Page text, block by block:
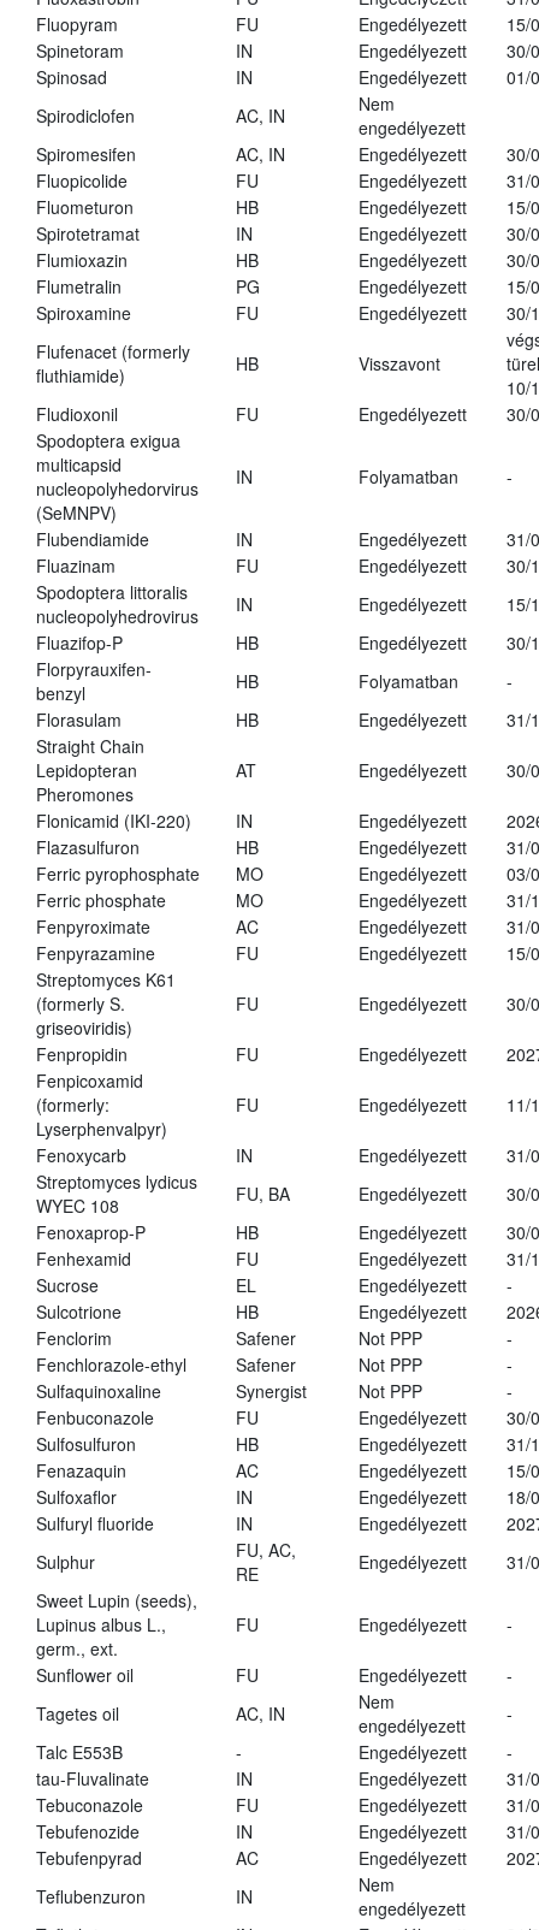
Fluopyram
FU Engedélyezett
15/
Spinetoram
IN Engedélyezett
30/
Spinosad
IN Engedélyezett
01/
Spirodiclofen
AC, IN
Nem
engedélyezett
Spiromesifen
AC, IN Engedélyezett
30/
Fluopicolide
FU Engedélyezett
31/
Fluometuron
HB Engedélyezett
15/
Spirotetramat
IN Engedélyezett
30/
Flumioxazin
HB Engedélyezett
30/
Flumetralin
PG Engedélyezett
15/
Spiroxamine
FU Engedélyezett
30/
Flufenacet (formerly
fluthiamide)
HB Visszavont
10/
Fludioxonil
FU Engedélyezett
30/
Spodoptera exigua
multicapsid
nucleopolyhedorvirus
(SeMNPV)
IN Folyamatban -
Flubendiamide IN Engedélyezett
31/
Fluazinam
FU Engedélyezett
30/
Spodoptera littoralis
nucleopolyhedrovirus
IN Engedélyezett
15/
Fluazifop-P
HB Engedélyezett
30/
Florpyrauxifen-
benzyl
HB Folyamatban
-
Florasulam
HB Engedélyezett
31/
Straight Chain
Lepidopteran
Pheromones
AT Engedélyezett 30/
Flonicamid (IKI-220) IN Engedélyezett
Flazasulfuron
HB Engedélyezett
31/
Ferric pyrophosphate
MO Engedélyezett
03/
Ferric phosphate
MO Engedélyezett
31/
Fenpyroximate
AC Engedélyezett
31/
Fenpyrazamine
FU Engedélyezett
15/
Streptomyces K61
(formerly S.
griseoviridis)
FU Engedélyezett 30/
Fenpropidin FU Engedélyezett
Fenpicoxamid
(formerly:
Lyserphenvalpyr)
FU Engedélyezett 11/
Fenoxycarb IN Engedélyezett
31/
Streptomyces lydicus
WYEC 108
FU, BA Engedélyezett
30/
Fenoxaprop-P
HB Engedélyezett
30/
Fenhexamid
FU Engedélyezett
31/
Sucrose
EL Engedélyezett
-
Sulcotrione
HB Engedélyezett
Fenclorim
Safener Not PPP
-
Fenchlorazole-ethyl
Safener Not PPP
-
Sulfaquinoxaline
Synergist Not PPP
-
Fenbuconazole
FU Engedélyezett
30/
Sulfosulfuron
HB Engedélyezett
31/
Fenazaquin
AC Engedélyezett
15/
Sulfoxaflor
IN Engedélyezett
18/
Sulfuryl fluoride
IN Engedélyezett
Sulphur
FU, AC,
RE
Engedélyezett
31/
Sweet Lupin (seeds),
Lupinus albus L.,
germ., ext.
FU Engedélyezett -
Sunflower oil FU Engedélyezett
-
Tagetes oil
AC, IN
Nem
engedélyezett
-
Talc E553B
- Engedélyezett
-
tau-Fluvalinate
IN Engedélyezett
31/
Tebuconazole
FU Engedélyezett
31/
Tebufenozide
IN Engedélyezett
31/
Tebufenpyrad
AC Engedélyezett
Teflubenzuron
IN
Nem
engedélyezett